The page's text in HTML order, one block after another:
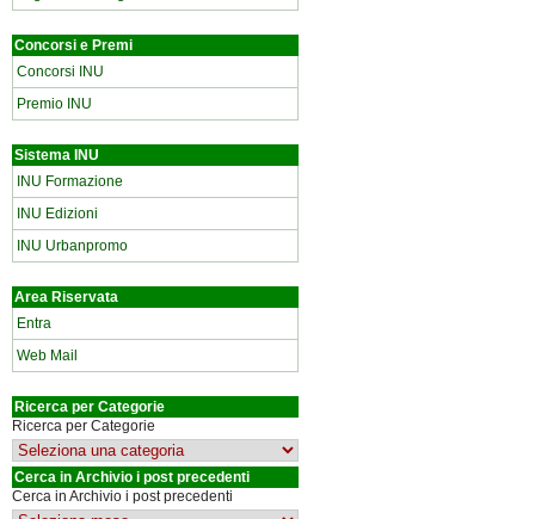
Concorsi e Premi
Concorsi INU
Premio INU
Sistema INU
INU Formazione
INU Edizioni
INU Urbanpromo
Area Riservata
Entra
Web Mail
Ricerca per Categorie
Ricerca per Categorie
Cerca in Archivio i post precedenti
Cerca in Archivio i post precedenti